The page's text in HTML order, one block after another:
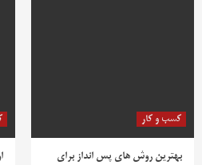
کسب و کار
بهترین روش‌ های پس‌ انداز برای